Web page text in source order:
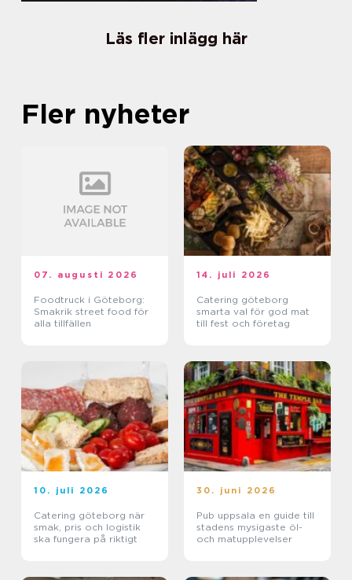
Läs fler inlägg här
Fler nyheter
07. augusti 2026
Foodtruck i Göteborg:
Smakrik street food för
alla tillfällen
14. juli 2026
Catering göteborg
smarta val för god mat
till fest och företag
10. juli 2026
Catering göteborg när
smak, pris och logistik
ska fungera på riktigt
30. juni 2026
Pub uppsala en guide till
stadens mysigaste öl-
och matupplevelser